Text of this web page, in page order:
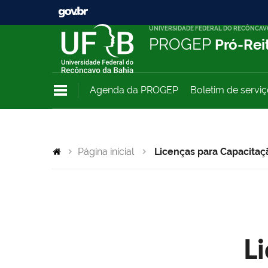
UNIVERSIDADE FEDERAL DO
PROGEP Pró-
Agenda da PROGEP Boletim de
Página inicial Licenças para